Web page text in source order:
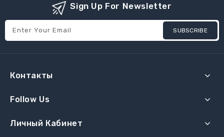
Sign Up For Newsletter
SUBSCRIBE
Контакты
Follow Us
Личный Кабинет